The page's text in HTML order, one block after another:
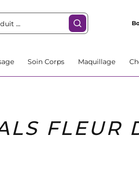
Soin Corps Maquillage
FLEUR